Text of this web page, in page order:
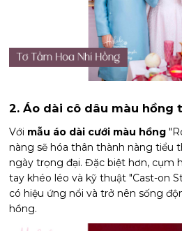
2. Áo dài cô dâu màu hồng
Với mẫu áo dài cưới màu hồng
nàng sẽ hóa thân thành nàng tiểu
ngày trọng đại. Đặc biệt hơn, cụm
tay khéo léo và kỹ thuật "Cast-on
có hiệu ứng nổi và trở nên sống
hồng.